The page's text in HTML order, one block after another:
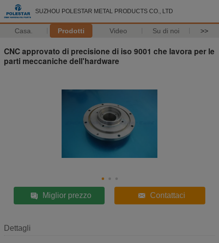
SUZHOU POLESTAR METAL PRODUCTS CO., LTD
Casa. Prodotti Video Su di noi >>
CNC approvato di precisione di iso 9001 che lavora per le
parti meccaniche dell'hardware
Miglior prezzo Contattaci
Dettagli